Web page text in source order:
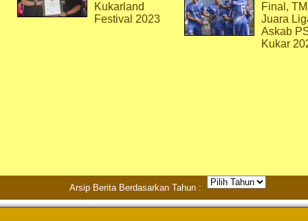
Kukarland
Festival 2023
Final,
Juara
Askab
Kukar
Arsip Berita Berdasarkan Tahun :